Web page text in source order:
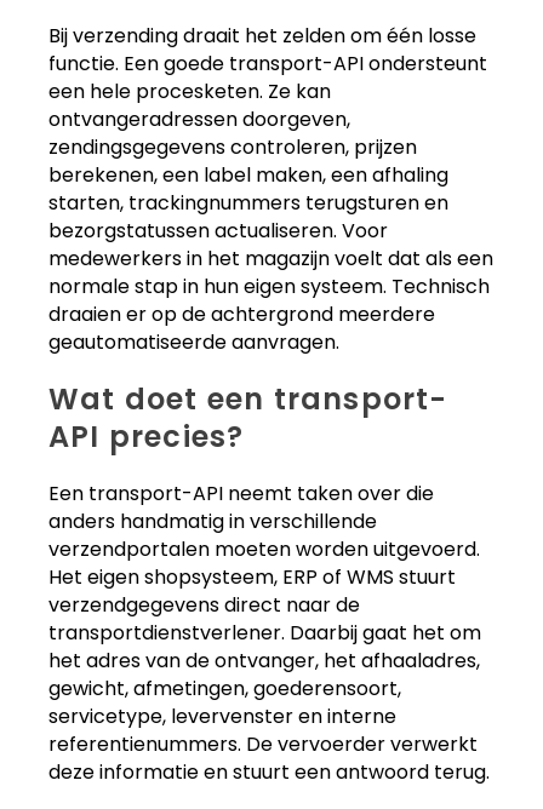
Bij verzending draait het zelden om één losse
functie. Een goede transport-API ondersteunt
een hele procesketen. Ze kan
ontvangeradressen doorgeven,
zendingsgegevens controleren, prijzen
berekenen, een label maken, een afhaling
starten, trackingnummers terugsturen en
bezorgstatussen actualiseren. Voor
medewerkers in het magazijn voelt dat als een
normale stap in hun eigen systeem. Technisch
draaien er op de achtergrond meerdere
geautomatiseerde aanvragen.
Wat doet een transport-
API precies?
Een transport-API neemt taken over die
anders handmatig in verschillende
verzendportalen moeten worden uitgevoerd.
Het eigen shopsysteem, ERP of WMS stuurt
verzendgegevens direct naar de
transportdienstverlener. Daarbij gaat het om
het adres van de ontvanger, het afhaaladres,
gewicht, afmetingen, goederensoort,
servicetype, levervenster en interne
referentienummers. De vervoerder verwerkt
deze informatie en stuurt een antwoord terug.